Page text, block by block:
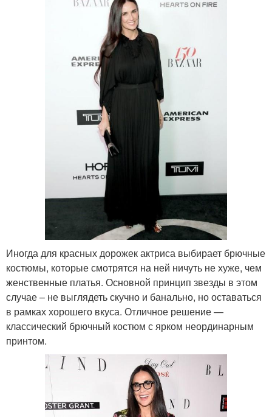
Иногда для красных дорожек актриса выбирает брючные
костюмы, которые смотрятся на ней ничуть не хуже, чем
женственные платья. Основной принцип звезды в этом
случае – не выглядеть скучно и банально, но оставаться
в рамках хорошего вкуса. Отличное решение —
классический брючный костюм с ярком неординарным
принтом.